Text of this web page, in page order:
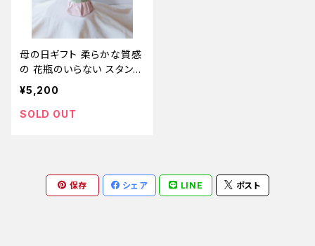
母の日ギフト 柔らかな質感
の 花瓶のいらない スタンデ
ィングフラワーブーケ
¥5,200
SOLD OUT
保存 シェア LINE ポスト